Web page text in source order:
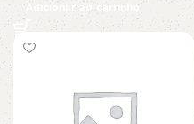
Adicionar ao carrinho